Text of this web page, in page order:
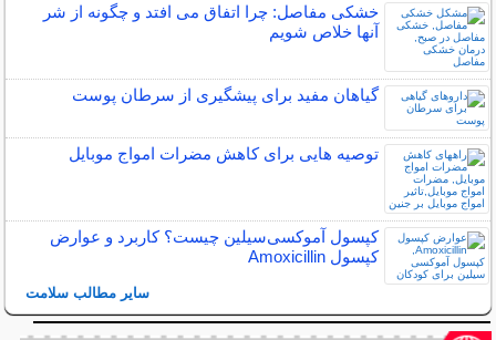
خشکی مفاصل: چرا اتفاق می افتد و چگونه از شر
آنها خلاص شویم
گیاهان مفید برای پیشگیری از سرطان پوست
توصیه هایی برای کاهش مضرات امواج موبایل
کپسول آموکسی‌سیلین چیست؟ کاربرد و عوارض
کپسول Amoxicillin
سایر مطالب سلامت